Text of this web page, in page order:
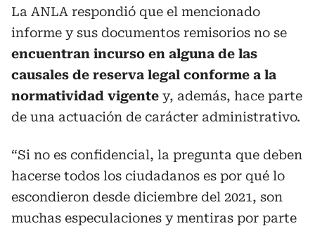
La ANLA respondió que el mencionado
informe y sus documentos remisorios no se
encuentran incurso en alguna de las
causales de reserva legal conforme a la
normatividad vigente y, además, hace parte
de una actuación de carácter administrativo.
“Si no es confidencial, la pregunta que deben
hacerse todos los ciudadanos es por qué lo
escondieron desde diciembre del 2021, son
muchas especulaciones y mentiras por parte